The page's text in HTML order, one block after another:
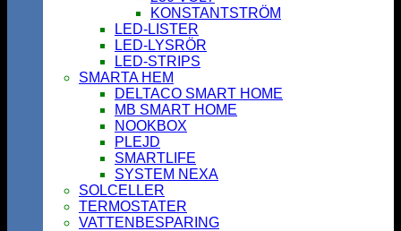
KONSTANTSTRÖM
LED-LISTER
LED-LYSRÖR
LED-STRIPS
SMARTA HEM
DELTACO SMART HOME
MB SMART HOME
NOOKBOX
PLEJD
SMARTLIFE
SYSTEM NEXA
SOLCELLER
TERMOSTATER
VATTENBESPARING